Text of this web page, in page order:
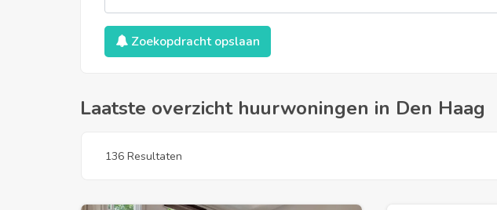
Zoekopdracht opslaan
Laatste overzicht huurwoningen in Den Haag
136 Resultaten